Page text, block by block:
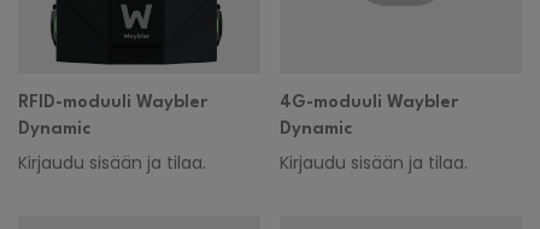
RFID-moduuli Waybler
Dynamic
Kirjaudu sisään ja tilaa.
4G-moduuli Waybler
Dynamic
Kirjaudu sisään ja tilaa.